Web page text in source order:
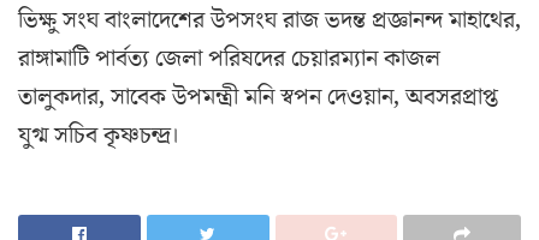
ভিক্ষু সংঘ বাংলাদেশের উপসংঘ রাজ ভদন্ত প্রজ্ঞানন্দ মাহাথের,
রাঙ্গামাটি পার্বত্য জেলা পরিষদের চেয়ারম্যান কাজল
তালুকদার, সাবেক উপমন্ত্রী মনি স্বপন দেওয়ান, অবসরপ্রাপ্ত
যুগ্ম সচিব কৃষ্ণচন্দ্র।